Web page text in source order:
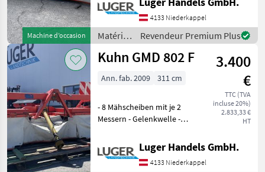
Machine d’occasion
Messerschnellwechsel -
Anbaudreieck und
Entlastungsfedern -
Beleuchtung und
Warntafeln
4133 Niederkappel
Matériels
de
fenaison
Revendeur Premium Plus
Kuhn GMD 802 F
3.400
€
TTC (TVA
incluse 20%)
2.833,33 €
HT
Ann. fab. 2009 311 cm
- 8 Mähscheiben mit je 2
Messern - Gelenkwelle -
Transportbreite: ca. 2, 99 m
Faucheuses frontales, Barre
de coupe: Disques, ressorts
Luger Handels GmbH.
4133 Niederkappel